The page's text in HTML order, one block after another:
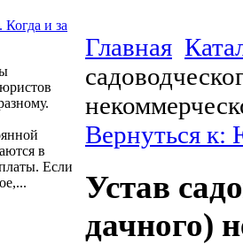
в
Если
Главная
Вернуться к:
Устав
дачного)